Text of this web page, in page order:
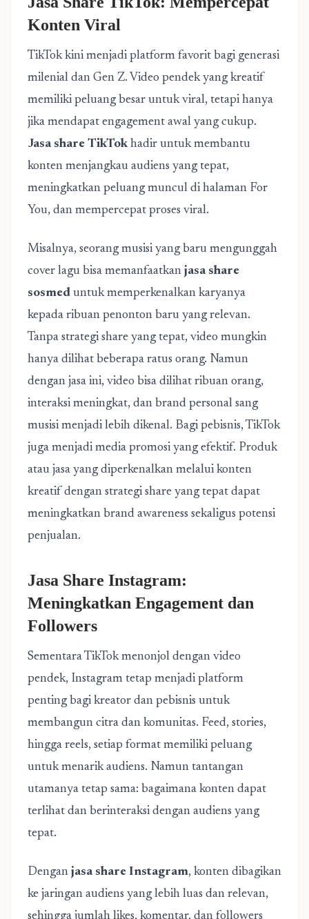
Konten Viral
TikTok kini menjadi platform favorit bagi generasi
milenial dan Gen Z. Video pendek yang kreatif
memiliki peluang besar untuk viral, tetapi hanya
jika mendapat engagement awal yang cukup.
Jasa share TikTok hadir untuk membantu
konten menjangkau audiens yang tepat,
meningkatkan peluang muncul di halaman For
You, dan mempercepat proses viral.
Misalnya, seorang musisi yang baru mengunggah
cover lagu bisa memanfaatkan jasa share
sosmed untuk memperkenalkan karyanya
kepada ribuan penonton baru yang relevan.
Tanpa strategi share yang tepat, video mungkin
hanya dilihat beberapa ratus orang. Namun
dengan jasa ini, video bisa dilihat ribuan orang,
interaksi meningkat, dan brand personal sang
musisi menjadi lebih dikenal. Bagi pebisnis, TikTok
juga menjadi media promosi yang efektif. Produk
atau jasa yang diperkenalkan melalui konten
kreatif dengan strategi share yang tepat dapat
meningkatkan brand awareness sekaligus potensi
penjualan.
Jasa Share Instagram:
Meningkatkan Engagement dan
Followers
Sementara TikTok menonjol dengan video
pendek, Instagram tetap menjadi platform
penting bagi kreator dan pebisnis untuk
membangun citra dan komunitas. Feed, stories,
hingga reels, setiap format memiliki peluang
untuk menarik audiens. Namun tantangan
utamanya tetap sama: bagaimana konten dapat
terlihat dan berinteraksi dengan audiens yang
tepat.
Dengan jasa share Instagram, konten dibagikan
ke jaringan audiens yang lebih luas dan relevan,
sehingga jumlah likes, komentar, dan followers